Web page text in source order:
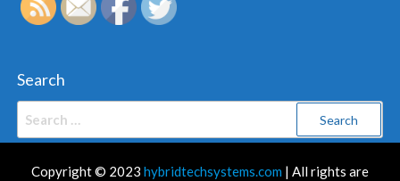
Search
Copyright © 2023 hybridtechsystems.com | All rights are